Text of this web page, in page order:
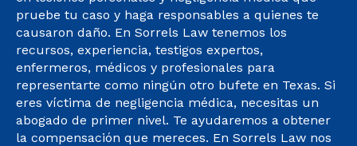
pruebe tu caso y haga responsables a quienes te
causaron daño. En Sorrels Law tenemos los
recursos, experiencia, testigos expertos,
enfermeros, médicos y profesionales para
representarte como ningún otro bufete en Texas. Si
eres víctima de negligencia médica, necesitas un
abogado de primer nivel. Te ayudaremos a obtener
la compensación que mereces. En Sorrels Law nos